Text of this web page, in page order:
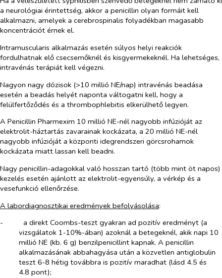
a neurológiai érintettség, akkor a penicillin olyan formáit kell
alkalmazni, amelyek a cerebrospinalis folyadékban magasabb
koncentrációt érnek el.
Intramuscularis alkalmazás esetén súlyos helyi reakciók
fordulhatnak elő csecsemőknél és kisgyermekeknél. Ha lehetséges,
intravénás terápiát kell végezni.
Nagyon nagy dózisok (>10 millió NE/nap) intravénás beadása
esetén a beadás helyét naponta váltogatni kell, hogy a
felülfertőződés és a thrombophlebitis elkerülhető legyen.
A Penicillin Pharmexim 10 millió NE-nél nagyobb infúzióját az
elektrolit-háztartás zavarainak kockázata, a 20 millió NE-nél
nagyobb infúzióját a központi idegrendszeri görcsrohamok
kockázata miatt lassan kell beadni.
Nagy penicillin-adagokkal való hosszan tartó (több mint öt napos)
kezelés esetén ajánlott az elektrolit-egyensúly, a vérkép és a
vesefunkció ellenőrzése.
A labordiagnosztikai eredmények befolyásolása:
-​
a direkt Coombs-teszt gyakran ad pozitív eredményt (a
vizsgálatok 1-10%-ában) azoknál a betegeknél, akik napi 10
millió NE (kb. 6 g) benzilpenicillint kapnak. A penicillin
alkalmazásának abbahagyása után a közvetlen antiglobulin
teszt 6-8 hétig továbbra is pozitív maradhat (lásd 4.5 és
4.8 pont);